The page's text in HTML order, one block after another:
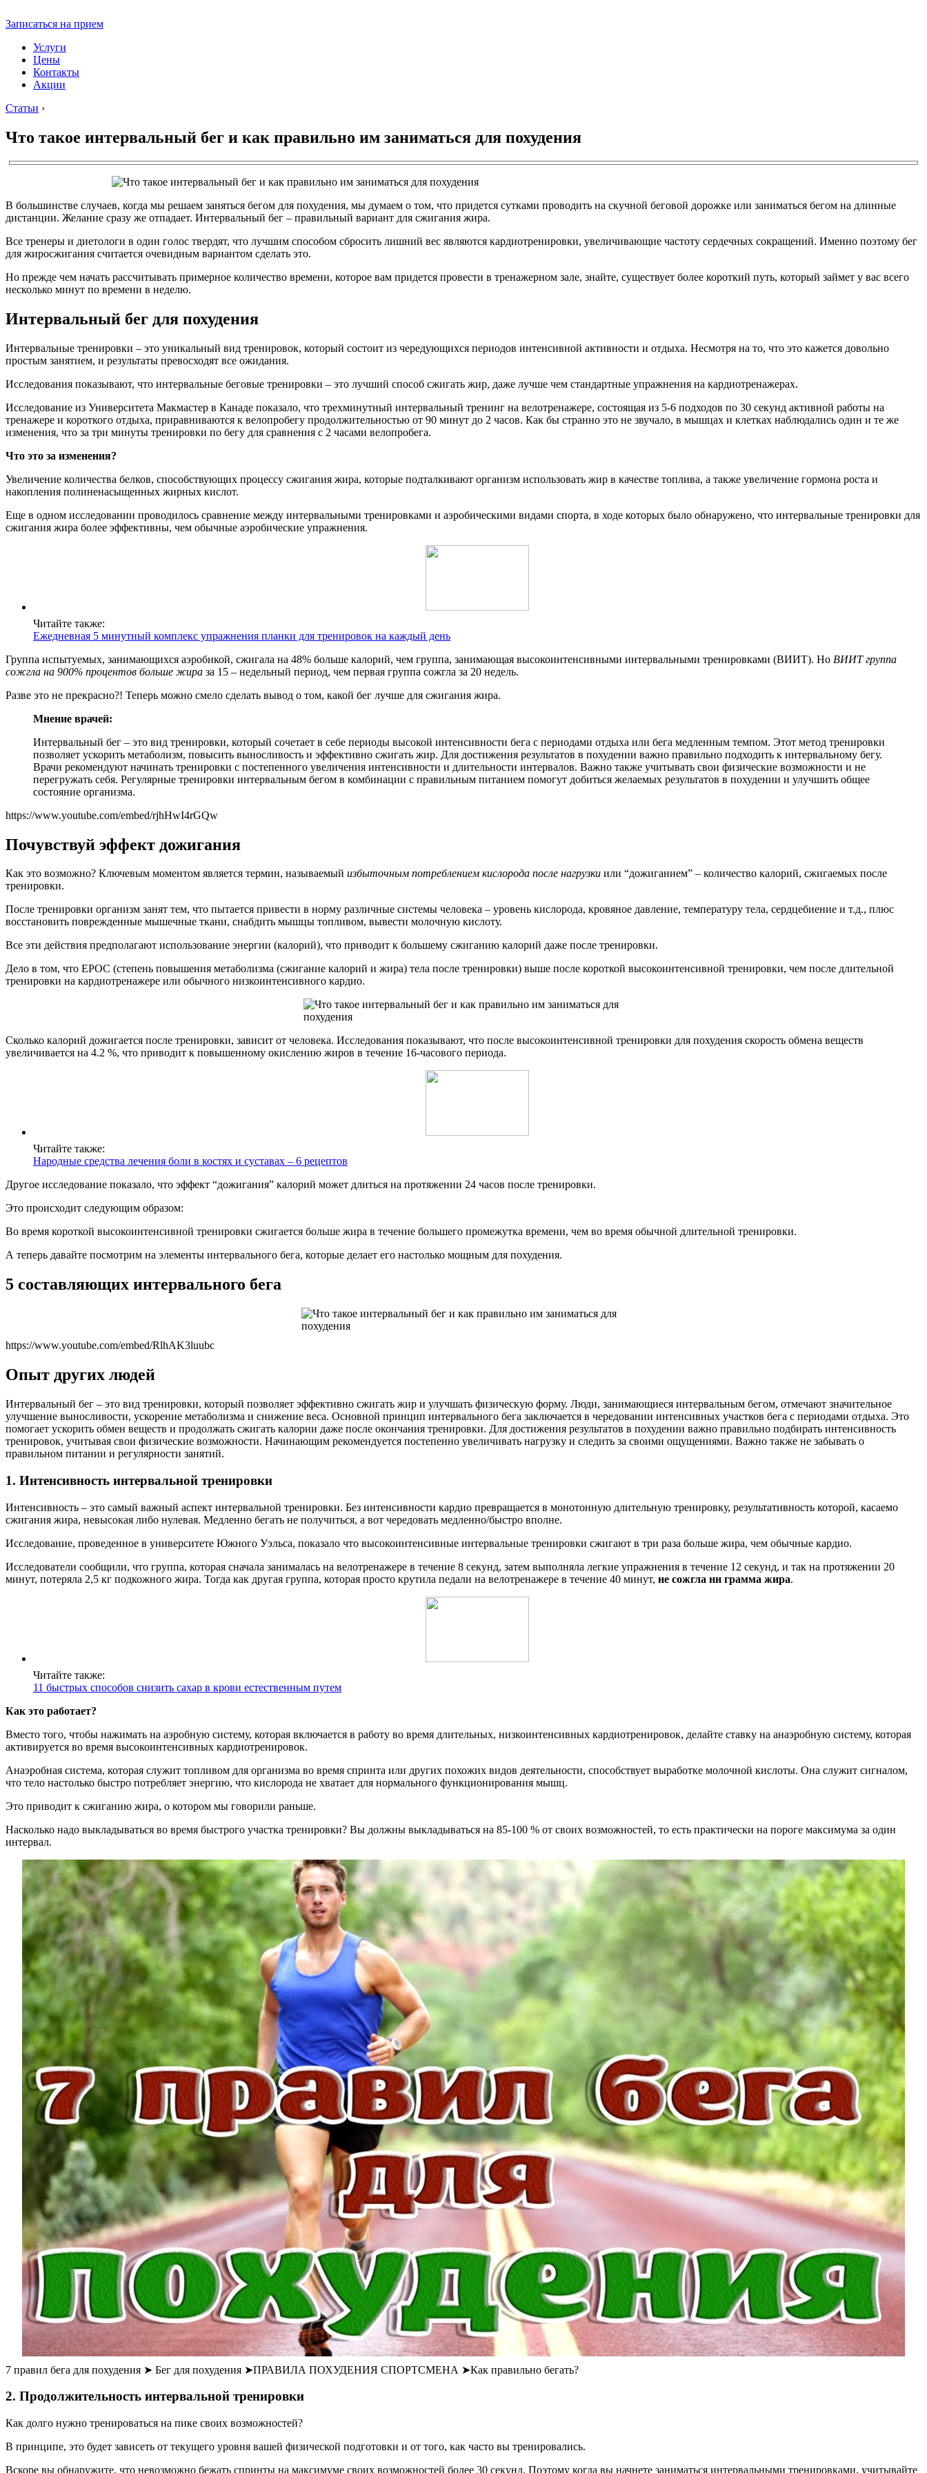
Записаться на прием
Услуги
Цены
Контакты
Акции
Статьи ›
Что такое интервальный бег и как правильно им заниматься для похудения
В большинстве случаев, когда мы решаем заняться бегом для похудения, мы думаем о том, что придется сутками проводить на скучной беговой дорожке или заниматься бегом на длинные
дистанции. Желание сразу же отпадает. Интервальный бег – правильный вариант для сжигания жира.
Все тренеры и диетологи в один голос твердят, что лучшим способом сбросить лишний вес являются кардиотренировки, увеличивающие частоту сердечных сокращений. Именно поэтому бег
для жиросжигания считается очевидным вариантом сделать это.
Но прежде чем начать рассчитывать примерное количество времени, которое вам придется провести в тренажерном зале, знайте, существует более короткий путь, который займет у вас всего
несколько минут по времени в неделю.
Интервальный бег для похудения
Интервальные тренировки – это уникальный вид тренировок, который состоит из чередующихся периодов интенсивной активности и отдыха. Несмотря на то, что это кажется довольно
простым занятием, и результаты превосходят все ожидания.
Исследования показывают, что интервальные беговые тренировки – это лучший способ сжигать жир, даже лучше чем стандартные упражнения на кардиотренажерах.
Исследование из Университета Макмастер в Канаде показало, что трехминутный интервальный тренинг на велотренажере, состоящая из 5-6 подходов по 30 секунд активной работы на
тренажере и короткого отдыха, приравниваются к велопробегу продолжительностью от 90 минут до 2 часов. Как бы странно это не звучало, в мышцах и клетках наблюдались один и те же
изменения, что за три минуты тренировки по бегу для сравнения с 2 часами велопробега.
Что это за изменения?
Увеличение количества белков, способствующих процессу сжигания жира, которые подталкивают организм использовать жир в качестве топлива, а также увеличение гормона роста и
накопления полиненасыщенных жирных кислот.
Еще в одном исследовании проводилось сравнение между интервальными тренировками и аэробическими видами спорта, в ходе которых было обнаружено, что интервальные тренировки для
сжигания жира более эффективны, чем обычные аэробические упражнения.
Читайте также:
Ежедневная 5 минутный комплекс упражнения планки для тренировок на каждый день
Группа испытуемых, занимающихся аэробикой, сжигала на 48% больше калорий, чем группа, занимающая высокоинтенсивными интервальными тренировками (ВИИТ). Но ВИИТ группа
сожгла на 900% процентов больше жира за 15 – недельный период, чем первая группа сожгла за 20 недель.
Разве это не прекрасно?! Теперь можно смело сделать вывод о том, какой бег лучше для сжигания жира.
Мнение врачей:
Интервальный бег – это вид тренировки, который сочетает в себе периоды высокой интенсивности бега с периодами отдыха или бега медленным темпом. Этот метод тренировки
позволяет ускорить метаболизм, повысить выносливость и эффективно сжигать жир. Для достижения результатов в похудении важно правильно подходить к интервальному бегу.
Врачи рекомендуют начинать тренировки с постепенного увеличения интенсивности и длительности интервалов. Важно также учитывать свои физические возможности и не
перегружать себя. Регулярные тренировки интервальным бегом в комбинации с правильным питанием помогут добиться желаемых результатов в похудении и улучшить общее
состояние организма.
https://www.youtube.com/embed/rjhHwI4rGQw
Почувствуй эффект дожигания
Как это возможно? Ключевым моментом является термин, называемый избыточным потреблением кислорода после нагрузки или “дожиганием” – количество калорий, сжигаемых после
тренировки.
После тренировки организм занят тем, что пытается привести в норму различные системы человека – уровень кислорода, кровяное давление, температуру тела, сердцебиение и т.д., плюс
восстановить поврежденные мышечные ткани, снабдить мышцы топливом, вывести молочную кислоту.
Все эти действия предполагают использование энергии (калорий), что приводит к большему сжиганию калорий даже после тренировки.
Дело в том, что EPOC (степень повышения метаболизма (сжигание калорий и жира) тела после тренировки) выше после короткой высокоинтенсивной тренировки, чем после длительной
тренировки на кардиотренажере или обычного низкоинтенсивного кардио.
Сколько калорий дожигается после тренировки, зависит от человека. Исследования показывают, что после высокоинтенсивной тренировки для похудения скорость обмена веществ
увеличивается на 4.2 %, что приводит к повышенному окислению жиров в течение 16-часового периода.
Читайте также:
Народные средства лечения боли в костях и суставах – 6 рецептов
Другое исследование показало, что эффект “дожигания” калорий может длиться на протяжении 24 часов после тренировки.
Это происходит следующим образом:
Во время короткой высокоинтенсивной тренировки сжигается больше жира в течение большего промежутка времени, чем во время обычной длительной тренировки.
А теперь давайте посмотрим на элементы интервального бега, которые делает его настолько мощным для похудения.
5 составляющих интервального бега
https://www.youtube.com/embed/RlhAK3luubc
Опыт других людей
Интервальный бег – это вид тренировки, который позволяет эффективно сжигать жир и улучшать физическую форму. Люди, занимающиеся интервальным бегом, отмечают значительное
улучшение выносливости, ускорение метаболизма и снижение веса. Основной принцип интервального бега заключается в чередовании интенсивных участков бега с периодами отдыха. Это
помогает ускорить обмен веществ и продолжать сжигать калории даже после окончания тренировки. Для достижения результатов в похудении важно правильно подбирать интенсивность
тренировок, учитывая свои физические возможности. Начинающим рекомендуется постепенно увеличивать нагрузку и следить за своими ощущениями. Важно также не забывать о
правильном питании и регулярности занятий.
1. Интенсивность интервальной тренировки
Интенсивность – это самый важный аспект интервальной тренировки. Без интенсивности кардио превращается в монотонную длительную тренировку, результативность которой, касаемо
сжигания жира, невысокая либо нулевая. Медленно бегать не получиться, а вот чередовать медленно/быстро вполне.
Исследование, проведенное в университете Южного Уэльса, показало что высокоинтенсивные интервальные тренировки сжигают в три раза больше жира, чем обычные кардио.
Исследователи сообщили, что группа, которая сначала занималась на велотренажере в течение 8 секунд, затем выполняла легкие упражнения в течение 12 секунд, и так на протяжении 20
минут, потеряла 2,5 кг подкожного жира. Тогда как другая группа, которая просто крутила педали на велотренажере в течение 40 минут, не сожгла ни грамма жира.
Читайте также:
11 быстрых способов снизить сахар в крови естественным путем
Как это работает?
Вместо того, чтобы нажимать на аэробную систему, которая включается в работу во время длительных, низкоинтенсивных кардиотренировок, делайте ставку на анаэробную систему, которая
активируется во время высокоинтенсивных кардиотренировок.
Анаэробная система, которая служит топливом для организма во время спринта или других похожих видов деятельности, способствует выработке молочной кислоты. Она служит сигналом,
что тело настолько быстро потребляет энергию, что кислорода не хватает для нормального функционирования мышц.
Это приводит к сжиганию жира, о котором мы говорили раньше.
Насколько надо выкладываться во время быстрого участка тренировки? Вы должны выкладываться на 85-100 % от своих возможностей, то есть практически на пороге максимума за один
интервал.
7 правил бега для похудения ➤ Бег для похудения ➤ПРАВИЛА ПОХУДЕНИЯ СПОРТСМЕНА ➤Как правильно бегать?
2. Продолжительность интервальной тренировки
Как долго нужно тренироваться на пике своих возможностей?
В принципе, это будет зависеть от текущего уровня вашей физической подготовки и от того, как часто вы тренировались.
Вскоре вы обнаружите, что невозможно бежать спринты на максимуме своих возможностей более 30 секунд. Поэтому когда вы начнете заниматься интервальными тренировками, учитывайте